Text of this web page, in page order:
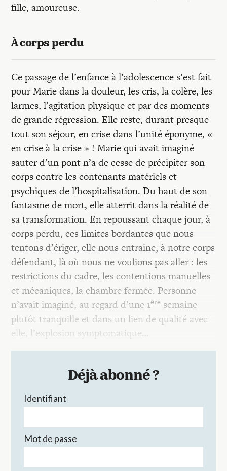
fille, amoureuse.
À corps perdu
Ce passage de l’enfance à l’adolescence s’est fait
pour Marie dans la douleur, les cris, la colère, les
larmes, l’agitation physique et par des moments
de grande régression. Elle reste, durant presque
tout son séjour, en crise dans l’unité éponyme, «
en crise à la crise » ! Marie qui avait imaginé
sauter d’un pont n’a de cesse de précipiter son
corps contre les contenants matériels et
psychiques de l’hospitalisation. Du haut de son
fantasme de mort, elle atterrit dans la réalité de
sa transformation. En repoussant chaque jour, à
corps perdu, ces limites bordantes que nous
tentons d’ériger, elle nous entraine, à notre corps
défendant, là où nous ne voulions pas aller : les
restrictions du cadre, les contentions manuelles
et mécaniques, la chambre fermée. Personne
n’avait imaginé, au regard d’une 1ère semaine
plutôt tranquille et dans un lien de qualité avec
elle, l’explosion symptomatique…
Déjà abonné ?
Identifiant
Mot de passe